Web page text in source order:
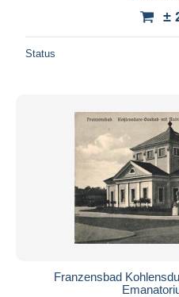
±
Status
Franzensbad